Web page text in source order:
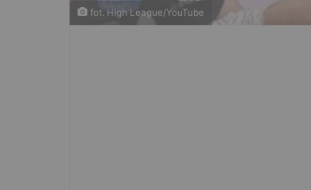
fot. High League/YouTube